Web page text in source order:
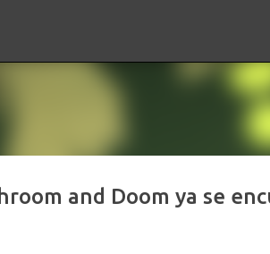
and Doom ya se